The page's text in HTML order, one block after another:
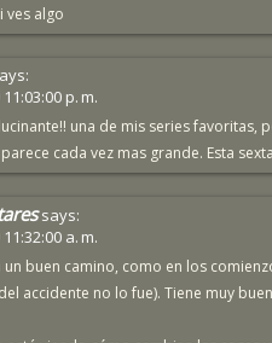
ves algo
p. m.
una de mis series favoritas,
parece cada vez mas grande. Esta
says:
a. m.
un buen camino, como en los
accidente no lo fue). Tiene muy